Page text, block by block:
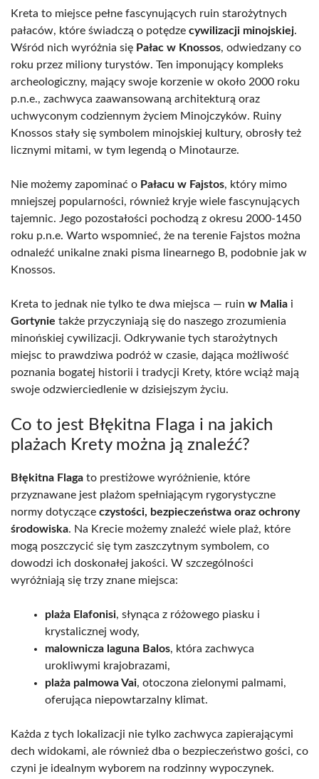
Kreta to miejsce pełne fascynujących ruin starożytnych
pałaców, które świadczą o potędze cywilizacji minojskiej.
Wśród nich wyróżnia się Pałac w Knossos, odwiedzany co
roku przez miliony turystów. Ten imponujący kompleks
archeologiczny, mający swoje korzenie w około 2000 roku
p.n.e., zachwyca zaawansowaną architekturą oraz
uchwyconym codziennym życiem Minojczyków. Ruiny
Knossos stały się symbolem minojskiej kultury, obrosły też
licznymi mitami, w tym legendą o Minotaurze.
Nie możemy zapominać o Pałacu w Fajstos, który mimo
mniejszej popularności, również kryje wiele fascynujących
tajemnic. Jego pozostałości pochodzą z okresu 2000-1450
roku p.n.e. Warto wspomnieć, że na terenie Fajstos można
odnaleźć unikalne znaki pisma linearnego B, podobnie jak w
Knossos.
Kreta to jednak nie tylko te dwa miejsca — ruin w Malia i
Gortynie także przyczyniają się do naszego zrozumienia
minońskiej cywilizacji. Odkrywanie tych starożytnych
miejsc to prawdziwa podróż w czasie, dająca możliwość
poznania bogatej historii i tradycji Krety, które wciąż mają
swoje odzwierciedlenie w dzisiejszym życiu.
Co to jest Błękitna Flaga i na jakich
plażach Krety można ją znaleźć?
Błękitna Flaga to prestiżowe wyróżnienie, które
przyznawane jest plażom spełniającym rygorystyczne
normy dotyczące czystości, bezpieczeństwa oraz ochrony
środowiska. Na Krecie możemy znaleźć wiele plaż, które
mogą poszczycić się tym zaszczytnym symbolem, co
dowodzi ich doskonałej jakości. W szczególności
wyróżniają się trzy znane miejsca:
plaża Elafonisi, słynąca z różowego piasku i
krystalicznej wody,
malownicza laguna Balos, która zachwyca
urokliwymi krajobrazami,
plaża palmowa Vai, otoczona zielonymi palmami,
oferująca niepowtarzalny klimat.
Każda z tych lokalizacji nie tylko zachwyca zapierającymi
dech widokami, ale również dba o bezpieczeństwo gości, co
czyni je idealnym wyborem na rodzinny wypoczynek.